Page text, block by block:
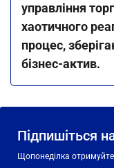
управління
хаотичного
процес,
бізнес-актив.
Підпишіться
Щопонеділка отримуйте